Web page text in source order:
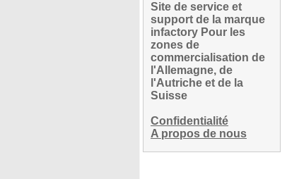
Site de service et
support de la marque
infactory Pour les
zones de
commercialisation de
l'Allemagne, de
l'Autriche et de la
Suisse
Confidentialité
A propos de nous